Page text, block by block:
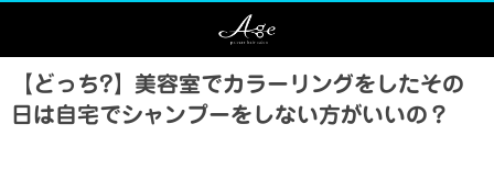
【どっち?】美容室でカラーリングをしたその
日は自宅でシャンプーをしない方がいいの？